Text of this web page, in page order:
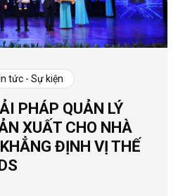
tức - Sự kiện
PHÁP QUẢN LÝ
XUẤT CHO NHÀ
ĐỊNH VỊ THẾ